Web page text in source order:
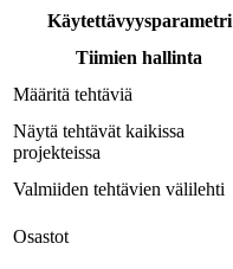
Käytettävyysparametri
Tiimien hallinta
Määritä tehtäviä
Näytä tehtävät kaikissa
projekteissa
Valmiiden tehtävien välilehti
Osastot